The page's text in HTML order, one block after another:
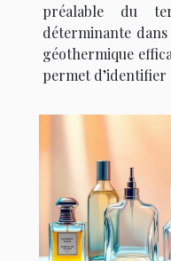
préalable du
déterminante dans
géothermique
permet d’identifier